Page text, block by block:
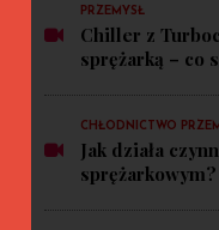
PRZEMYSŁ
Chiller z
sprężarką – co
CHŁODNICTWO
Jak działa
sprężarkowym?